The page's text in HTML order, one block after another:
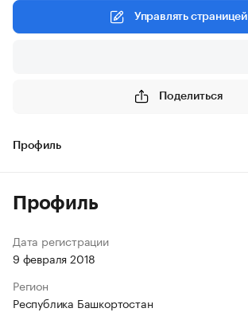
Управлять страницей
Поделиться
Профиль
Профиль
Дата регистрации
9 февраля 2018
Регион
Республика Башкортостан